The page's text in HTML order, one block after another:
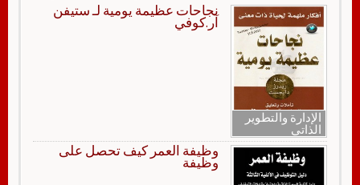
الإدارة والتطوير
الذاتي
نجاحات عظيمة يومية لـ ستيفن
آر.كوفي
وظيفة العمر كيف تحصل على
وظيفة